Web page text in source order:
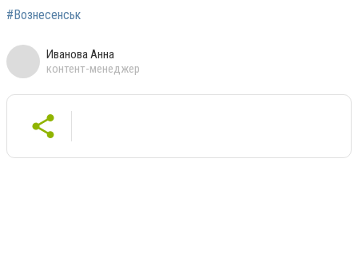
#Вознесенськ
Иванова Анна
контент-менеджер